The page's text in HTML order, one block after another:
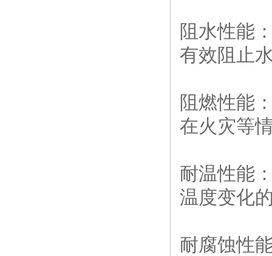
阻水性能
有效阻止
阻燃性能
在火灾等
耐温性能
温度变化
耐腐蚀性